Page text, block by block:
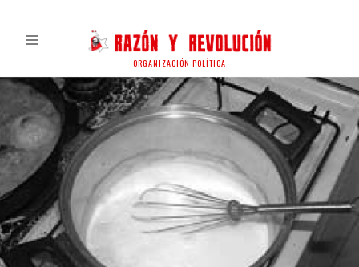
ORGANIZACIÓN POLÍTICA